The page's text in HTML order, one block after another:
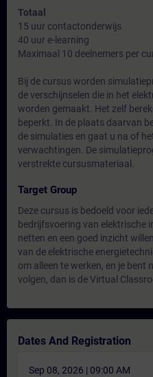
Totaal
15 uur contactonderwijs
40 uur e-learning
Maximaal 10 deelnemers per
Bij de cursus worden
de verschijnselen die in het
worden gemaakt. Het zelf
beperkt. In de plaats daarvan
de simulaties en gaat u na of
verwachtingen. De
verstrekte cursusmateriaal.
Target Group
Deze cursus is bedoeld voor
bedrijfsvoering van elektrische
netten en een goed inzicht
van de elektrische
om alleen te werken, en je
volgen, dan is de Virtual
Dates And Registration
Sep 08, 2026 | 09:00 AM